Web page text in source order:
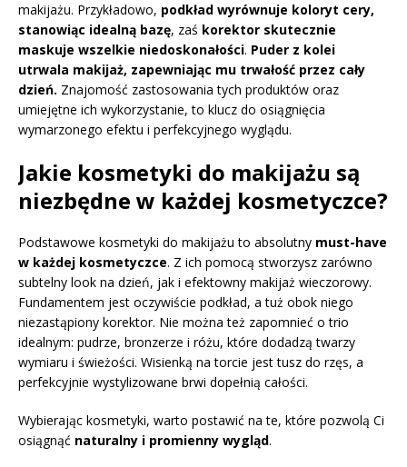
makijażu. Przykładowo, podkład wyrównuje koloryt cery,
stanowiąc idealną bazę, zaś korektor skutecznie
maskuje wszelkie niedoskonałości. Puder z kolei
utrwala makijaż, zapewniając mu trwałość przez cały
dzień. Znajomość zastosowania tych produktów oraz
umiejętne ich wykorzystanie, to klucz do osiągnięcia
wymarzonego efektu i perfekcyjnego wyglądu.
Jakie kosmetyki do makijażu są
niezbędne w każdej kosmetyczce?
Podstawowe kosmetyki do makijażu to absolutny must-have
w każdej kosmetyczce. Z ich pomocą stworzysz zarówno
subtelny look na dzień, jak i efektowny makijaż wieczorowy.
Fundamentem jest oczywiście podkład, a tuż obok niego
niezastąpiony korektor. Nie można też zapomnieć o trio
idealnym: pudrze, bronzerze i różu, które dodadzą twarzy
wymiaru i świeżości. Wisienką na torcie jest tusz do rzęs, a
perfekcyjnie wystylizowane brwi dopełnią całości.
Wybierając kosmetyki, warto postawić na te, które pozwolą Ci
osiągnąć naturalny i promienny wygląd.